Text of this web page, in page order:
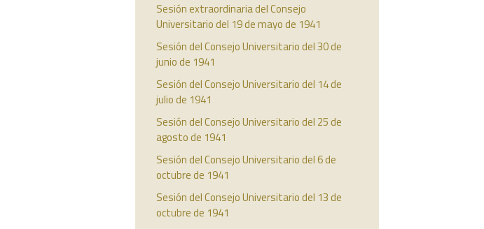
Sesión extraordinaria del Consejo
Universitario del 19 de mayo de 1941
Sesión del Consejo Universitario del 30 de
junio de 1941
Sesión del Consejo Universitario del 14 de
julio de 1941
Sesión del Consejo Universitario del 25 de
agosto de 1941
Sesión del Consejo Universitario del 6 de
octubre de 1941
Sesión del Consejo Universitario del 13 de
octubre de 1941